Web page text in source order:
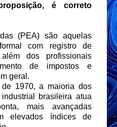
é correto
(PEA) são aquelas
com registro de
dos profissionais
de impostos e
geral.
1970, a maioria dos
brasileira atua
mais avançadas
elevados índices de